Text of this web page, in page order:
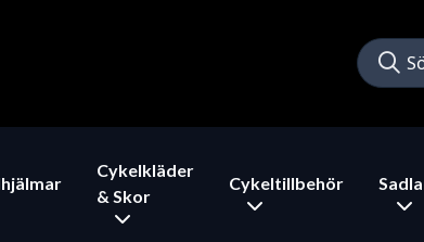
Cykelkläder
& Skor
Cykeltillbehör